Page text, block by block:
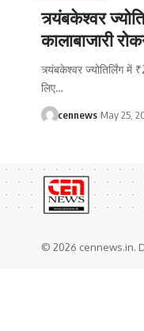
त्र्यंबकेश्वर
कालाबाजारी
त्र्यंबकेश्वर ज्योतिर्लिंग
लिए…
cennews May 25,
© 2026 cennews.in.